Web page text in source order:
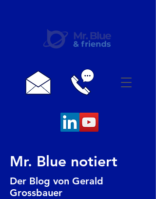
Mr. Blue notiert
Der Blog von Gerald
Grossbauer